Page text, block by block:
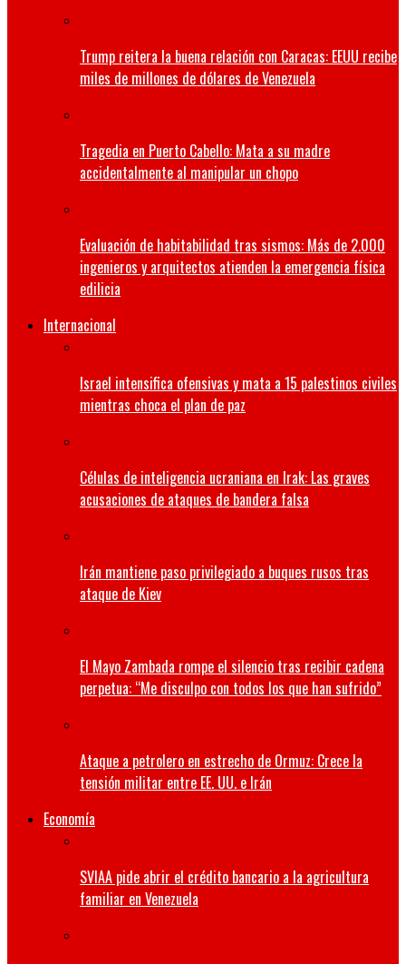
Trump reitera la buena relación con Caracas: EEUU recibe
miles de millones de dólares de Venezuela
Tragedia en Puerto Cabello: Mata a su madre
accidentalmente al manipular un chopo
Evaluación de habitabilidad tras sismos: Más de 2.000
ingenieros y arquitectos atienden la emergencia física
edilicia
Internacional
Israel intensifica ofensivas y mata a 15 palestinos civiles
mientras choca el plan de paz
Células de inteligencia ucraniana en Irak: Las graves
acusaciones de ataques de bandera falsa
Irán mantiene paso privilegiado a buques rusos tras
ataque de Kiev
El Mayo Zambada rompe el silencio tras recibir cadena
perpetua: “Me disculpo con todos los que han sufrido”
Ataque a petrolero en estrecho de Ormuz: Crece la
tensión militar entre EE. UU. e Irán
Economía
SVIAA pide abrir el crédito bancario a la agricultura
familiar en Venezuela